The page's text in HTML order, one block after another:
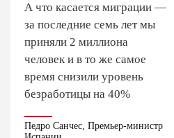
А что касается миграции —
за последние семь лет мы
приняли 2 миллиона
человек и в то же самое
время снизили уровень
безработицы на 40%
Педро Санчес, Премьер-министр